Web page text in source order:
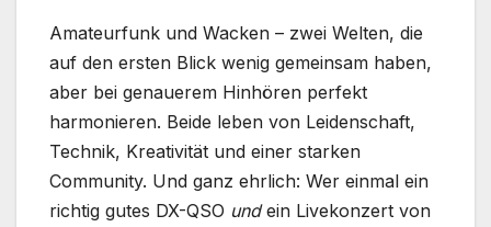
Amateurfunk und Wacken – zwei Welten, die
auf den ersten Blick wenig gemeinsam haben,
aber bei genauerem Hinhören perfekt
harmonieren. Beide leben von Leidenschaft,
Technik, Kreativität und einer starken
Community. Und ganz ehrlich: Wer einmal ein
richtig gutes DX-QSO undein Livekonzert von